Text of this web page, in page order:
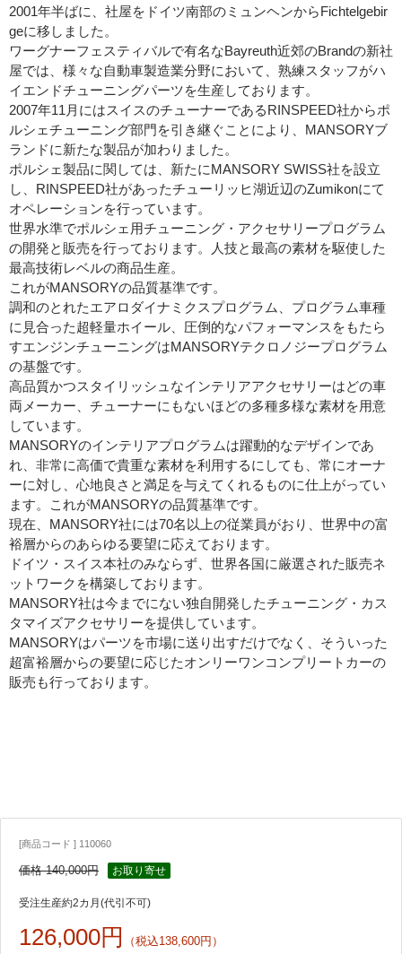
2001年半ばに、社屋をドイツ南部のミュンヘンからFichtelgebir
geに移しました。
ワーグナーフェスティバルで有名なBayreuth近郊のBrandの新社
屋では、様々な自動車製造業分野において、熟練スタッフがハ
イエンドチューニングパーツを生産しております。
2007年11月にはスイスのチューナーであるRINSPEED社からポ
ルシェチューニング部門を引き継ぐことにより、MANSORYブ
ランドに新たな製品が加わりました。
ポルシェ製品に関しては、新たにMANSORY SWISS社を設立
し、RINSPEED社があったチューリッヒ湖近辺のZumikonにて
オペレーションを行っています。
世界水準でポルシェ用チューニング・アクセサリープログラム
の開発と販売を行っております。人技と最高の素材を駆使した
最高技術レベルの商品生産。
これがMANSORYの品質基準です。
調和のとれたエアロダイナミクスプログラム、プログラム車種
に見合った超軽量ホイール、圧倒的なパフォーマンスをもたら
すエンジンチューニングはMANSORYテクロノジープログラム
の基盤です。
高品質かつスタイリッシュなインテリアアクセサリーはどの車
両メーカー、チューナーにもないほどの多種多様な素材を用意
しています。
MANSORYのインテリアプログラムは躍動的なデザインであ
れ、非常に高価で貴重な素材を利用するにしても、常にオーナ
ーに対し、心地良さと満足を与えてくれるものに仕上がってい
ます。これがMANSORYの品質基準です。
現在、MANSORY社には70名以上の従業員がおり、世界中の富
裕層からのあらゆる要望に応えております。
ドイツ・スイス本社のみならず、世界各国に厳選された販売ネ
ットワークを構築しております。
MANSORY社は今までにない独自開発したチューニング・カス
タマイズアクセサリーを提供しています。
MANSORYはパーツを市場に送り出すだけでなく、そういった
超富裕層からの要望に応じたオンリーワンコンプリートカーの
販売も行っております。
[商品コード ] 110060
価格 140,000円 お取り寄せ
受注生産約2カ月(代引不可)
126,000円 （税込138,600円）